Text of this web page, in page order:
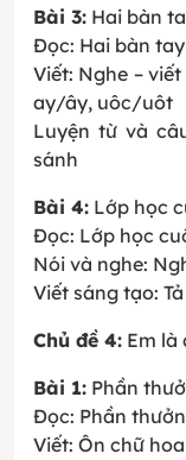
Bài 3: Hai bàn
Đọc: Hai bàn
Viết: Nghe –
ay/ây, uôc/uôt
Luyện từ và
sánh
Bài 4: Lớp học
Đọc: Lớp học
Nói và nghe:
Viết sáng tạo:
Chủ đề 4: Em là
Bài 1: Phần
Đọc: Phần
Viết: Ôn chữ hoa